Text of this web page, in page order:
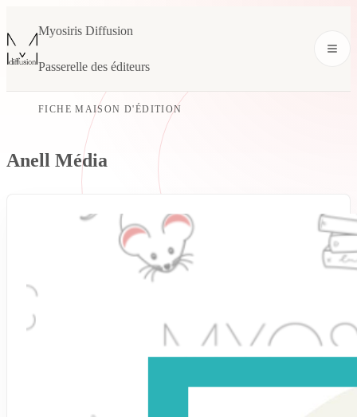
Myosiris Diffusion
Passerelle des éditeurs
FICHE MAISON D'ÉDITION
Anell Média